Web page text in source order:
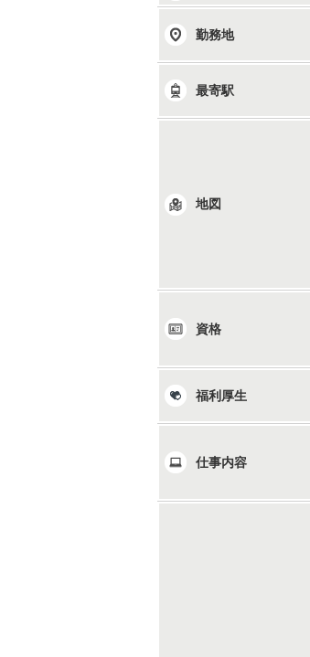
勤務地
最寄駅
地図
資格
福利厚生
仕事内容